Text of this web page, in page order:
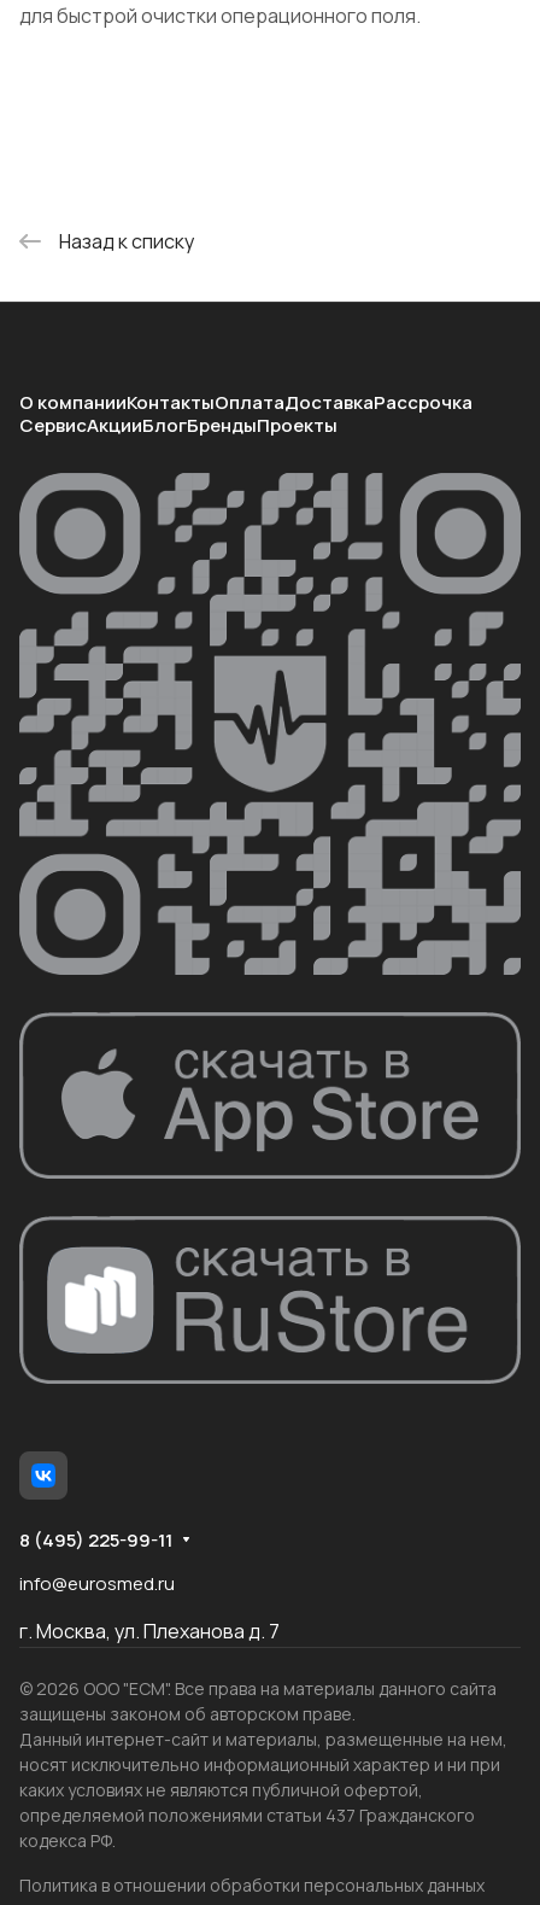
для быстрой очистки операционного поля.
Назад к списку
О компанииКонтактыОплатаДоставкаРассрочка
СервисАкцииБлогБрендыПроекты
8 (495) 225-99-11
info@eurosmed.ru
г. Москва, ул. Плеханова д. 7
© 2026 ООО "ЕСМ". Все права на материалы данного сайта
защищены законом об авторском праве.
Данный интернет-сайт и материалы, размещенные на нем,
носят исключительно информационный характер и ни при
каких условиях не являются публичной офертой,
определяемой положениями статьи 437 Гражданского
кодекса РФ.
Политика в отношении обработки персональных данных